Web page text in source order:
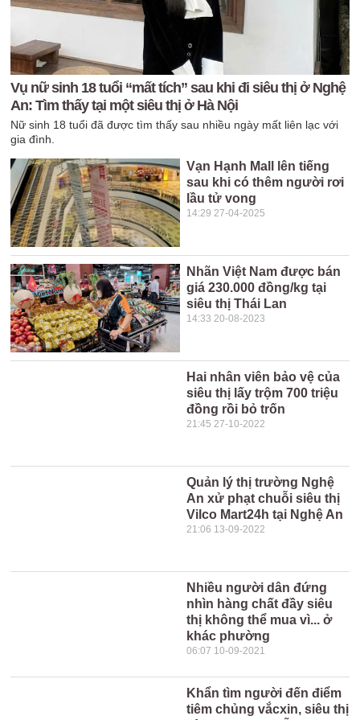
Vụ nữ sinh 18 tuổi “mất tích” sau khi đi siêu thị ở Nghệ
An: Tìm thấy tại một siêu thị ở Hà Nội
Nữ sinh 18 tuổi đã được tìm thấy sau nhiều ngày mất liên lạc với
gia đình.
Vạn Hạnh Mall lên tiếng
sau khi có thêm người rơi
lầu tử vong
14:29 27-04-2025
Nhãn Việt Nam được bán
giá 230.000 đồng/kg tại
siêu thị Thái Lan
14:33 20-08-2023
Hai nhân viên bảo vệ của
siêu thị lấy trộm 700 triệu
đồng rồi bỏ trốn
21:45 27-10-2022
Quản lý thị trường Nghệ
An xử phạt chuỗi siêu thị
Vilco Mart24h tại Nghệ An
21:06 13-09-2022
Nhiều người dân đứng
nhìn hàng chất đầy siêu
thị không thể mua vì... ở
khác phường
06:07 10-09-2021
Khẩn tìm người đến điểm
tiêm chủng vắcxin, siêu thị